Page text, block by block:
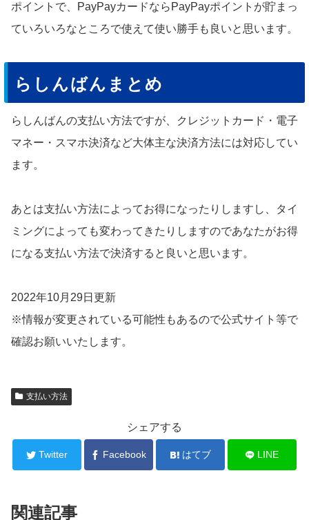
ポイントで、PayPayカードならPayPayポイントが貯まっ
ていろいろなところで使えて使い勝手も良いと思います。
らしんばんまとめ
らしんばんの支払い方法ですが、クレジットカード・電子
マネー・スマホ決済など大体主な決済方法には対応してい
ます。
あとは支払い方法によってお得になったりしますし、タイ
ミングによっても変わってきたりしますのであなたがお得
になる支払い方法で決済すると良いと思います。
2022年10月29日更新
※情報が変更されている可能性もあるので公式サイト等で
確認お願いいたします。
支払い方法
シェアする
Twitter Facebook はてブ LINE
関連記事